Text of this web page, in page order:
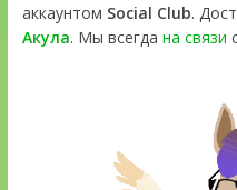
аккаунтом Social Club.
Акула. Мы всегда на связи